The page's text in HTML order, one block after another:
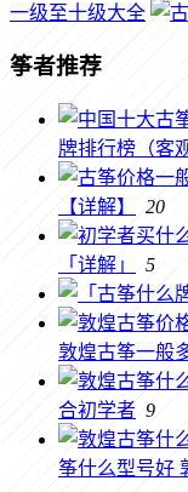
一级至十级大全
筝者推荐
牌排行榜（客
【详解】
20
「详解」
5
敦煌古筝一般
合初学者 9
筝什么型号好